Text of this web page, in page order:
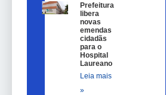
Prefeitura
libera
novas
emendas
cidadãs
para o
Hospital
Laureano
Leia mais
»